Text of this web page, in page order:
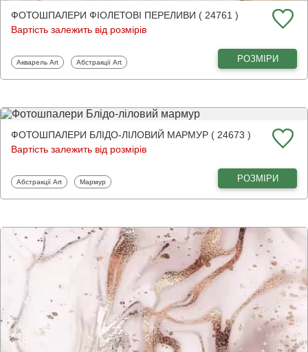
ФОТОШПАЛЕРИ ФІОЛЕТОВІ ПЕРЕЛИВИ ( 24761 )
Вартість залежить від розмірів
Фотошпалери
Акварель Art Фотошпалери
Абстракції Art РОЗМІРИ
ФОТОШПАЛЕРИ БЛІДО-ЛІЛОВИЙ МАРМУР ( 24673 )
Вартість залежить від розмірів
Фотошпалери
Абстракції Art Фотошпалери
Мармур РОЗМІРИ